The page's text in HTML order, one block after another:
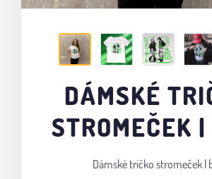
DÁMSKÉ
STROMEČEK
Dámské tričko stromeček |